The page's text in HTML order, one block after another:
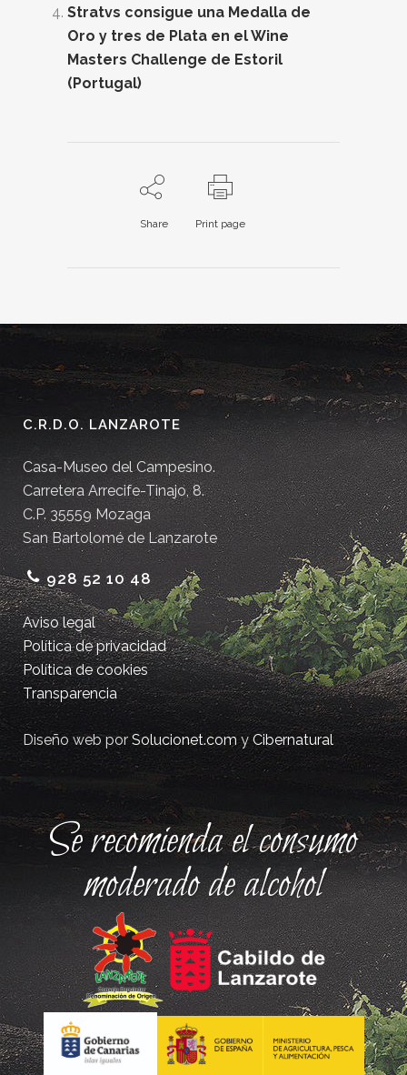
Stratvs consigue una Medalla de
Oro y tres de Plata en el Wine
Masters Challenge de Estoril
(Portugal)
Share Print page
C.R.D.O. LANZAROTE
Casa-Museo del Campesino.
Carretera Arrecife-Tinajo, 8.
C.P. 35559 Mozaga
San Bartolomé de Lanzarote
928 52 10 48
Aviso legal
Política de privacidad
Política de cookies
Transparencia
Diseño web porSolucionet.comyCibernatural
Se recomienda el consumo
moderado de alcohol